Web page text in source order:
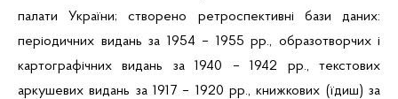
палати України; створено ретроспективні бази даних:
періодичних видань за 1954 – 1955 рр., образотворчих і
картографічних видань за 1940 – 1942 рр., текстових
аркушевих видань за 1917 – 1920 рр., книжкових (їдиш) за